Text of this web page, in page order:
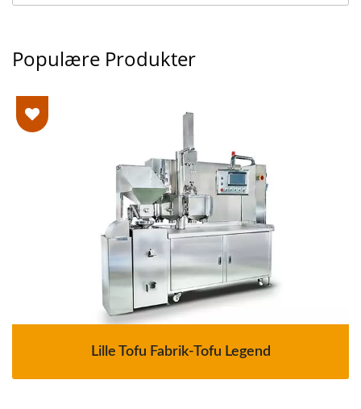
Populære Produkter
Lille Tofu Fabrik-Tofu Legend